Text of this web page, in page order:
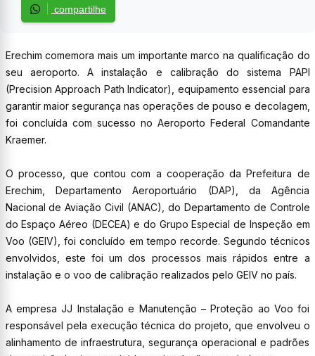
compartilhe
Erechim comemora mais um importante marco na qualificação do
seu aeroporto. A instalação e calibração do sistema PAPI
(Precision Approach Path Indicator), equipamento essencial para
garantir maior segurança nas operações de pouso e decolagem,
foi concluída com sucesso no Aeroporto Federal Comandante
Kraemer.
O processo, que contou com a cooperação da Prefeitura de
Erechim, Departamento Aeroportuário (DAP), da Agência
Nacional de Aviação Civil (ANAC), do Departamento de Controle
do Espaço Aéreo (DECEA) e do Grupo Especial de Inspeção em
Voo (GEIV), foi concluído em tempo recorde. Segundo técnicos
envolvidos, este foi um dos processos mais rápidos entre a
instalação e o voo de calibração realizados pelo GEIV no país.
A empresa JJ Instalação e Manutenção – Proteção ao Voo foi
responsável pela execução técnica do projeto, que envolveu o
alinhamento de infraestrutura, segurança operacional e padrões